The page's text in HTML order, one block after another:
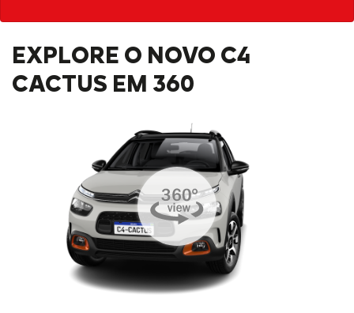
EXPLORE O NOVO C4
CACTUS EM 360